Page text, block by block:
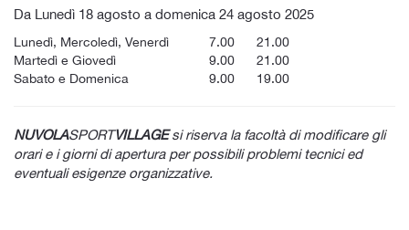
Da Lunedì 18 agosto a domenica 24 agosto 2025
Lunedì, Mercoledì, Venerdì 7.00
21.00
Martedì e Giovedì
9.00
21.00
Sabato e Domenica
9.00 19.00
NUVOLASPORTVILLAGEsi riserva la facoltà di modificare gli
orari e i giorni di apertura per possibili problemi tecnici ed
eventuali esigenze organizzative.